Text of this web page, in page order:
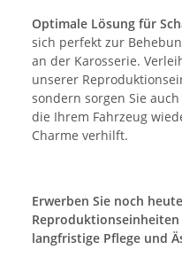
Optimale Lösung für
sich perfekt zur
an der Karosserie.
unserer
sondern sorgen Sie
die Ihrem Fahrzeug
Charme verhilft.
Erwerben Sie noch
langfristige Pflege und